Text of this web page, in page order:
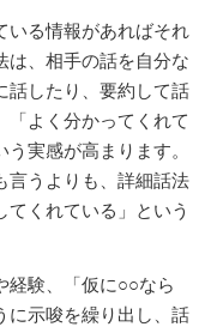
る情報があればそれ
は、相手の話を自分な
話したり、要約して話
「よく分かってくれて
実感が高まります。
言うよりも、詳細話法
くれている」という
験、「仮に○○なら
示唆を繰り出し、話